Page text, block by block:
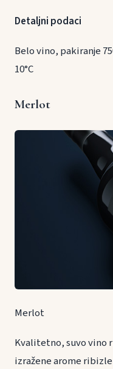
Detaljni podaci
Belo vino, pakiranje
10°C
Merlot
Merlot
Kvalitetno, suvo vino
izražene arome